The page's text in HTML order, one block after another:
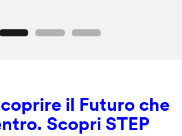
il Futuro che
Scopri STEP